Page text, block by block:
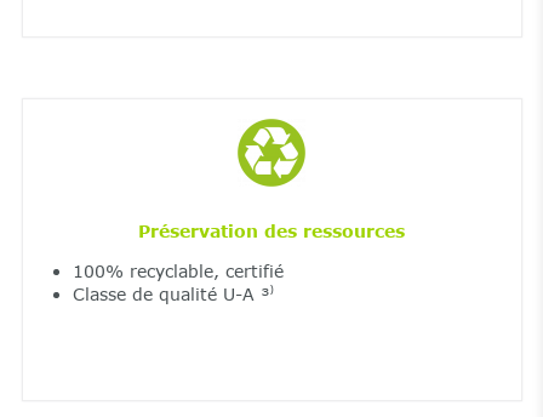
Préservation des ressources
100% recyclable, certifié
Classe de qualité U-A ³⁾